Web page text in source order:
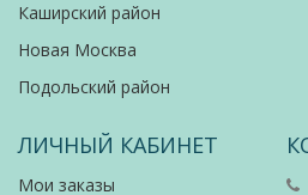
Каширский район
Новая Москва
Подольский район
ЛИЧНЫЙ КАБИНЕТ
Мои заказы